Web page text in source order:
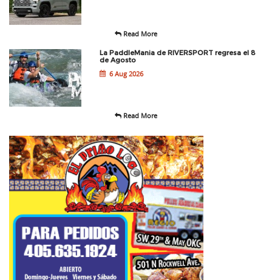
Read More
La PaddleMania de RIVERSPORT regresa el 8
de Agosto
6 Aug 2026
Read More